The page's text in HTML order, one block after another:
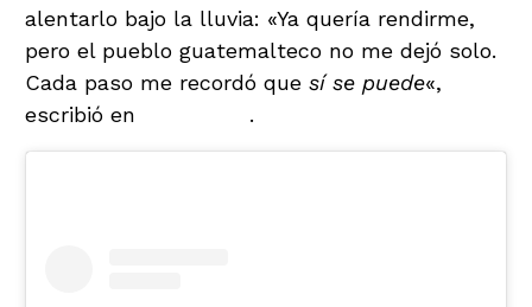
alentarlo bajo la lluvia: «Ya quería rendirme,
pero el pueblo guatemalteco no me dejó solo.
Cada paso me recordó que sí se puede«,
escribió en
.